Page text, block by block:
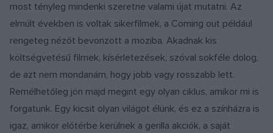
most tényleg mindenki szeretne valami újat mutatni. Az
elmúlt években is voltak sikerfilmek, a Coming out például
rengeteg nézőt bevonzott a moziba. Akadnak kis
költségvetésű filmek, kísérletezések, szóval sokféle dolog,
de azt nem mondanám, hogy jobb vagy rosszabb lett.
Remélhetőleg jön majd megint egy olyan ciklus, amikor mi is
forgatunk. Egy kicsit olyan világot élünk, és ez a színházra is
igaz, amikor előtérbe kerülnek a gerilla akciók, a saját